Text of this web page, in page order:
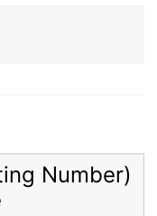
Number)